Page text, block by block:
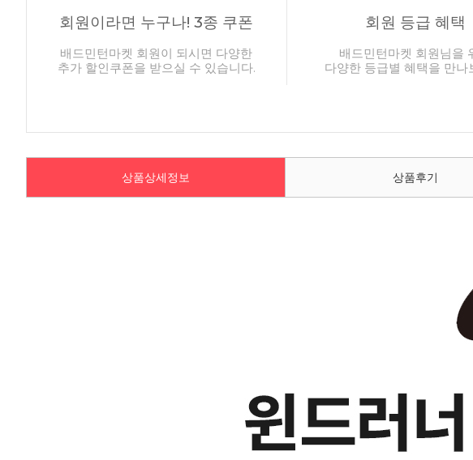
회원이라면 누구나! 3종 쿠폰
배드민턴마켓 회원이 되시면 다양한
추가 할인쿠폰을 받으실 수 있습니다.
회원 등급 혜택
배드민턴마켓 회원님을
다양한 등급별 혜택을 만나
상품상세정보 상품후기